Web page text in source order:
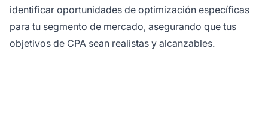
identificar oportunidades de optimización específicas
para tu segmento de mercado, asegurando que tus
objetivos de CPA sean realistas y alcanzables.